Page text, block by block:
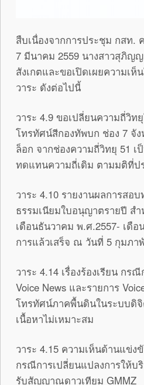
สืบเนื่องจากการประชุม กสท.
7 มีนาคม 2559 นางสาวสุภิญ
สังเกตและขอเปิดเผยความเ
วาระ ดังต่อไปนี้
วาระ 4.9 ขอเปลี่ยนความถี่วิท
โทรทัศน์สีกองทัพบก ช่อง 7 จั
ล็อก จากช่องความถี่วิทยุ 51 เ
ทดแทนความถี่เดิม ตามมติที่ป
วาระ 4.10 รายงานผลการสอ
ธรรมเนียมใบอนุญาตรายปี ส
เดือนธันวาคม พ.ศ.2557- เดือ
การแล้วเสร็จ ณ วันที่ 5 กุมภา
วาระ 4.14 เรื่องร้องเรียน กร
Voice News และรายการ
โทรทัศน์ภาคพื้นดินในระบบดิจิ
เนื้อหาไม่เหมาะสม
วาระ 4.15 ความเห็นด้านแข่
กรณีการเปลี่ยนแปลงการให้บ
รับสัญญาณดาวเทียม GMMZ